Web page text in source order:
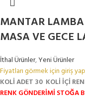
MANTAR
MASA VE GECE
İthal Ürünler,Yeni Ürünler
Fiyatları görmek için giriş
KOLİ ADET 30 KOLİ İÇİ
RENK GÖNDERİMİ STOĞA